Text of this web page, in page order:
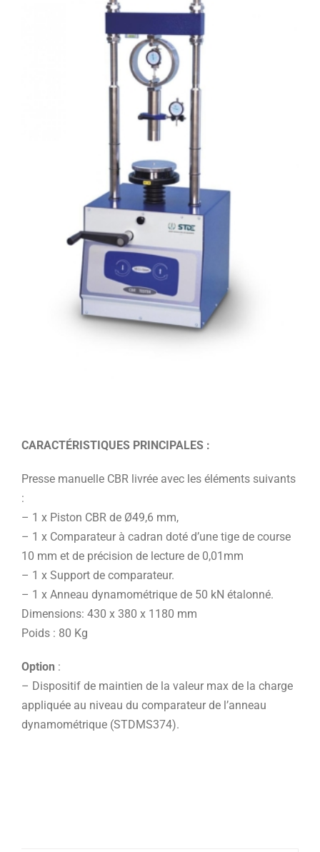
CARACTÉRISTIQUES PRINCIPALES :
Presse manuelle CBR livrée avec les éléments suivants
:
– 1 x Piston CBR de Ø49,6 mm,
– 1 x Comparateur à cadran doté d’une tige de course
10 mm et de précision de lecture de 0,01mm
– 1 x Support de comparateur.
– 1 x Anneau dynamométrique de 50 kN étalonné.
Dimensions: 430 x 380 x 1180 mm
Poids : 80 Kg
Option :
– Dispositif de maintien de la valeur max de la charge
appliquée au niveau du comparateur de l’anneau
dynamométrique (STDMS374).